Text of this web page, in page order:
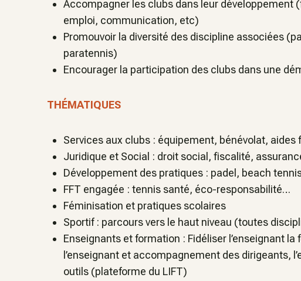
Accompagner les clubs dans leur développement
emploi, communication, etc)
Promouvoir la diversité des discipline associées
paratennis)
Encourager la participation des clubs dans une
THÉMATIQUES
Services aux clubs : équipement, bénévolat,
Juridique et Social : droit social, fiscalité,
Développement des pratiques : padel, beach
FFT engagée : tennis santé, éco-responsabilité…
Féminisation et pratiques scolaires
Sportif : parcours vers le haut niveau (toutes
Enseignants et formation : Fidéliser l’enseignant
l’enseignant et accompagnement des dirigeants,
outils (plateforme du LIFT)